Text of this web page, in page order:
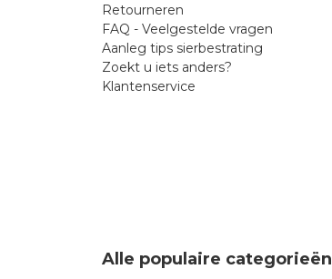
Retourneren
FAQ - Veelgestelde vragen
Aanleg tips sierbestrating
Zoekt u iets anders?
Klantenservice
Alle populaire categorieën